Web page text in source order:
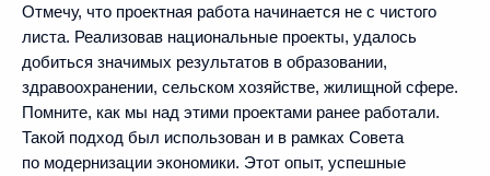
Отмечу, что проектная работа начинается не с чистого
листа. Реализовав национальные проекты, удалось
добиться значимых результатов в образовании,
здравоохранении, сельском хозяйстве, жилищной сфере.
Помните, как мы над этими проектами ранее работали.
Такой подход был использован и в рамках Совета
по модернизации экономики. Этот опыт, успешные